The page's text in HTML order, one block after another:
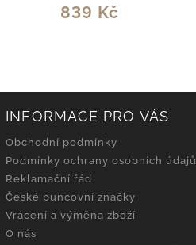
839 Kč
INFORMACE PRO VÁS
Obchodní podmínky
Podmínky ochrany osobních údajů
Reklamační řád
České puncovní značky
Vrácení a výměna zboží
O nás